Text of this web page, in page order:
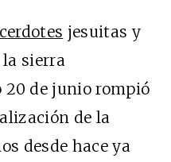
jesuitas y
sierra
20 de junio rompió
de la
desde hace ya